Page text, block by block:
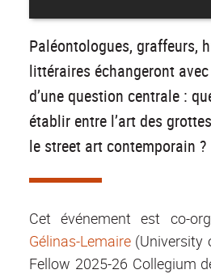
Paléontologues, graffeurs,
littéraires échangeront
d’une question centrale :
établir entre l’art des
le street art contemporain ?
Cet événement est co-
Gélinas-Lemaire (University
Fellow 2025-26 Collegium